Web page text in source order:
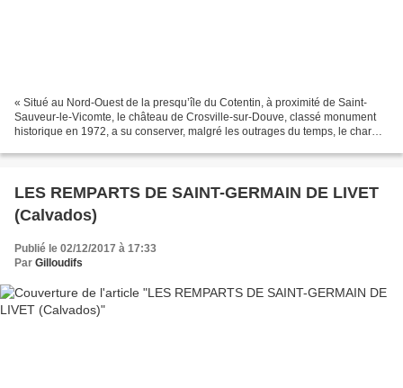
« Situé au Nord-Ouest de la presqu’île du Cotentin, à proximité de Saint-
Sauveur-le-Vicomte, le château de Crosville-sur-Douve, classé monument
historique en 1972, a su conserver, malgré les outrages du temps, le charme
LES REMPARTS DE SAINT-GERMAIN DE LIVET
(Calvados)
Publié le 02/12/2017 à 17:33
Par Gilloudifs